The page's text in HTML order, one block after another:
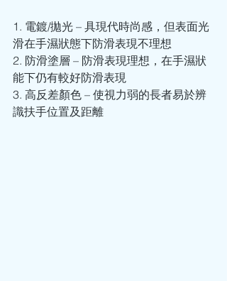
1. 電鍍/拋光 – 具現代時尚感，但表面光
滑在手濕狀態下防滑表現不理想
2. 防滑塗層 – 防滑表現理想，在手濕狀
能下仍有較好防滑表現
3. 高反差顏色 – 使視力弱的長者易於辨
識扶手位置及距離